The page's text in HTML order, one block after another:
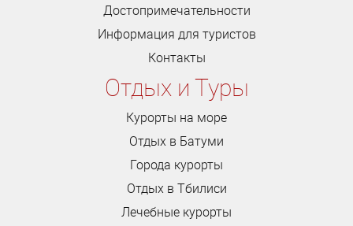
Достопримечательности
Информация для туристов
Контакты
Отдых и Туры
Курорты на море
Отдых в Батуми
Города курорты
Отдых в Тбилиси
Лечебные курорты